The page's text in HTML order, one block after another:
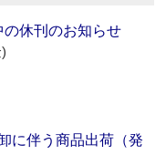
休刊のお知らせ
に伴う商品出荷（発